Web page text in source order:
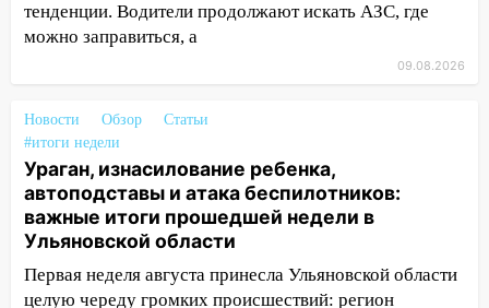
08:30 Поджог со свечой, 16 сгоревших
домов и выстрел за водку
августа
06:45 Императорский мост в
Ульяновске останется закрытым до
утра 10 августа
05:18 Судьба готовит сюрприз: гороскоп
на 8 августа — кому повезет с
деньгами, а кого ждет неожиданная
тенденции. Водители продолжают искать АЗС, где
можно заправиться, а
09.08.2026
Новости Обзор
Статьи
#итоги недели
Ураган, изнасилование ребенка,
автоподставы и атака беспилотников:
важные итоги прошедшей недели в
Ульяновской области
Первая неделя августа принесла Ульяновской области
целую череду громких происшествий: регион